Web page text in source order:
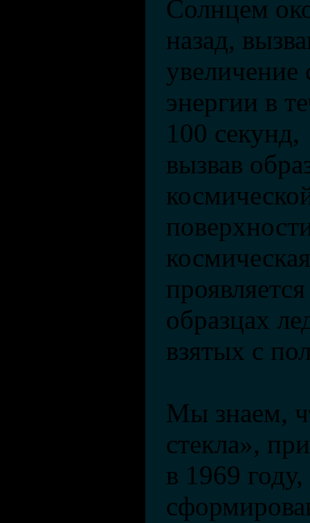
Солнцем
назад,
увеличение
энергии в
100
вызвав
образцах
взятых с
Мы знаем,
стекла»,
в 1969